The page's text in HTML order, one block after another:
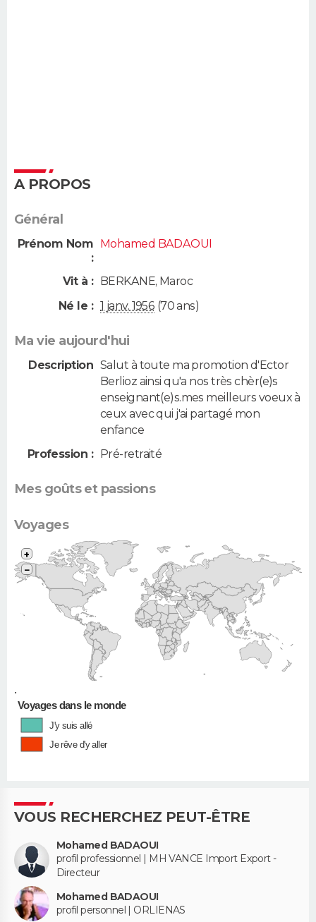
A PROPOS
Général
Prénom Nom
:
Mohamed BADAOUI
Vit à : BERKANE, Maroc
Né le : 1 janv. 1956 (70 ans)
Ma vie aujourd'hui
Description Salut à toute ma promotion d'Ector
Berlioz ainsi qu'a nos très chèr(e)s
enseignant(e)s.mes meilleurs voeux à
ceux avec qui j'ai partagé mon
enfance
Profession : Pré-retraité
Mes goûts et passions
Voyages
•
+
−
Voyages dans le monde
J'y suis allé
Je rêve d'y aller
VOUS RECHERCHEZ PEUT-ÊTRE
Mohamed BADAOUI
profil professionnel | MH VANCE Import Export -
Directeur
Mohamed BADAOUI
profil personnel | ORLIENAS